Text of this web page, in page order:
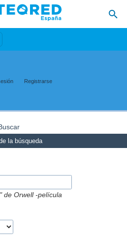
Registrarse
la búsqueda
de Orwell -película